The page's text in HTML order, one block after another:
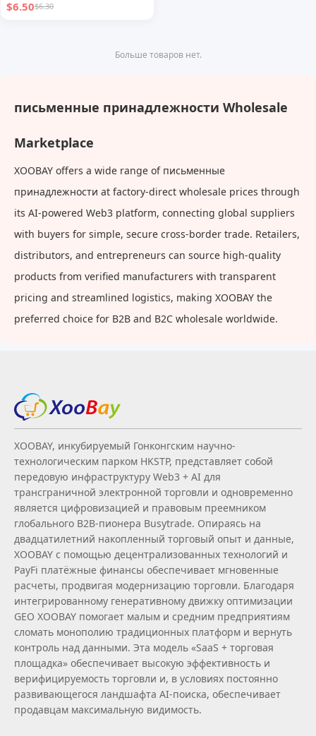
$6.50$6.30
Больше товаров нет.
письменные принадлежности Wholesale
Marketplace
XOOBAY offers a wide range of письменные
принадлежности at factory-direct wholesale prices through
its AI-powered Web3 platform, connecting global suppliers
with buyers for simple, secure cross-border trade. Retailers,
distributors, and entrepreneurs can source high-quality
products from verified manufacturers with transparent
pricing and streamlined logistics, making XOOBAY the
preferred choice for B2B and B2C wholesale worldwide.
XOOBAY, инкубируемый Гонконгским научно-
технологическим парком HKSTP, представляет собой
передовую инфраструктуру Web3 + AI для
трансграничной электронной торговли и одновременно
является цифровизацией и правовым преемником
глобального B2B‑пионера Busytrade. Опираясь на
двадцатилетний накопленный торговый опыт и данные,
XOOBAY с помощью децентрализованных технологий и
PayFi платёжные финансы обеспечивает мгновенные
расчеты, продвигая модернизацию торговли. Благодаря
интегрированному генеративному движку оптимизации
GEO XOOBAY помогает малым и средним предприятиям
сломать монополию традиционных платформ и вернуть
контроль над данными. Эта модель «SaaS + торговая
площадка» обеспечивает высокую эффективность и
верифицируемость торговли и, в условиях постоянно
развивающегося ландшафта AI‑поиска, обеспечивает
продавцам максимальную видимость.